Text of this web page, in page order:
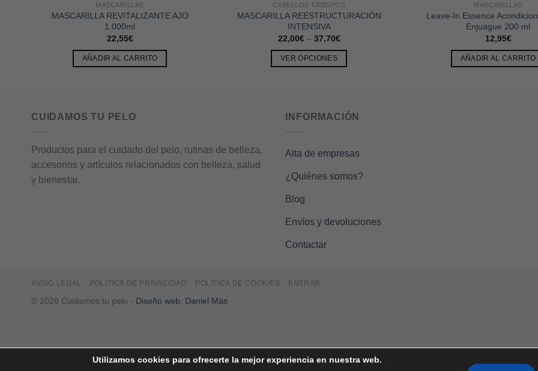
MASCARILLAS
MASCARILLA REVITALIZANTE AJO
1.000ml
22,55€
AÑADIR AL CARRITO
CABELLOS CRESPOS
MASCARILLA REESTRUCTURACIÓN
INTENSIVA
22,00€– 37,70€
VER OPCIONES
múltiples
opciones
se
la
MASCARILLAS
Leave-In Essence
Enjuague 200 ml
12,95€
AÑADIR AL CARRITO
CUIDAMOS TU PELO
Productos para el cuidado del pelo, rutinas de belleza,
accesorios y artículos relacionados con belleza, salud
y bienestar.
INFORMACIÓN
Alta de empresas
¿Quiénes somos?
Blog
Envíos y devoluciones
Contactar
AVISO LEGAL POLÍTICA DE PRIVACIDAD POLÍTICA DE COOKIES ENTRAR
© 2026 Cuidamos tu pelo - Diseño web: Daniel Más
Utilizamos cookies para ofrecerte la mejor experiencia en nuestra web.